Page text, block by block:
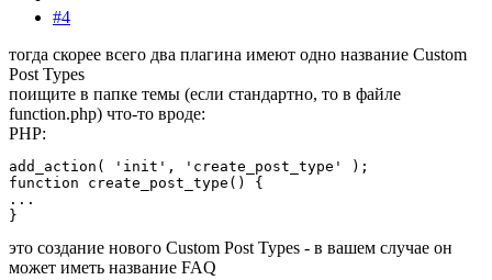
#4
тогда скорее всего два плагина имеют одно название Custom
Post Types
поищите в папке темы (если стандартно, то в файле
function.php) что-то вроде:
PHP:
add_action( 'init', 'create_post_type' );
function create_post_type() {
...
}
это создание нового Custom Post Types - в вашем случае он
может иметь название FAQ